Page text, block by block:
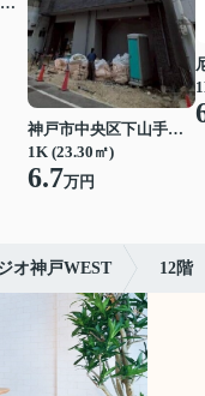
神戸市中央区下山手通７丁目
1K (23.30㎡)
6.7万円
オ神戸WEST 12階